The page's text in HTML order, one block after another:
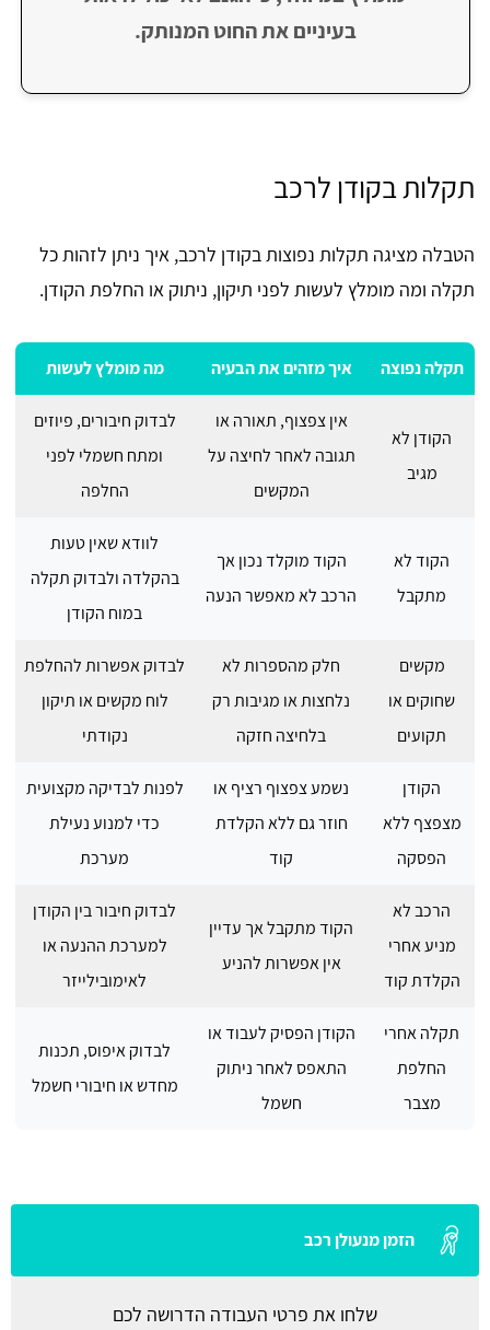
בעיניים את החוט המנותק.
תקלות בקודן לרכב
הטבלה מציגה תקלות נפוצות בקודן לרכב, איך ניתן לזהות כל
תקלה ומה מומלץ לעשות לפני תיקון, ניתוק או החלפת הקודן.
תקלה נפוצה איך מזהים את הבעיה מה מומלץ לעשות
הקודן לא
מגיב
אין צפצוף, תאורה או
תגובה לאחר לחיצה על
המקשים
לבדוק חיבורים, פיוזים
ומתח חשמלי לפני
החלפה
הקוד לא
מתקבל
הקוד מוקלד נכון אך
הרכב לא מאפשר הנעה
לוודא שאין טעות
בהקלדה ולבדוק תקלה
במוח הקודן
מקשים
שחוקים או
תקועים
חלק מהספרות לא
נלחצות או מגיבות רק
בלחיצה חזקה
לבדוק אפשרות להחלפת
לוח מקשים או תיקון
נקודתי
הקודן
מצפצף ללא
הפסקה
נשמע צפצוף רציף או
חוזר גם ללא הקלדת
קוד
לפנות לבדיקה מקצועית
כדי למנוע נעילת
מערכת
הרכב לא
מניע אחרי
הקלדת קוד
הקוד מתקבל אך עדיין
אין אפשרות להניע
לבדוק חיבור בין הקודן
למערכת ההנעה או
לאימובילייזר
תקלה אחרי
החלפת
מצבר
הקודן הפסיק לעבוד או
התאפס לאחר ניתוק
חשמל
לבדוק איפוס, תכנות
מחדש או חיבורי חשמל
הזמן מנעולן רכב
שלחו את פרטי העבודה הדרושה לכם